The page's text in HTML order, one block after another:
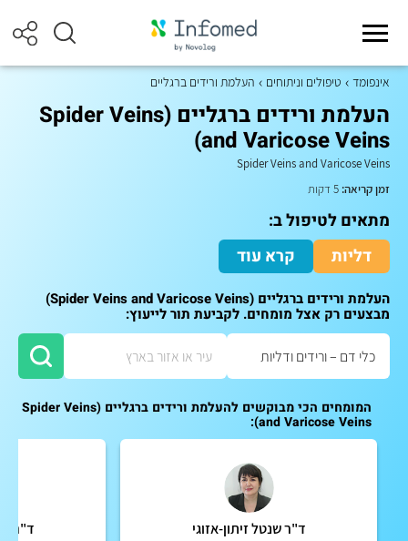
אינפומד טיפולים וניתוחים העלמת ורידים ברגליים
העלמת ורידים ברגליים (Spider Veins
and Varicose Veins)
Spider Veins and Varicose Veins
זמן קריאה:
מתאים לטיפול ב:
דליות
קרא עוד
העלמת ורידים ברגליים (Spider Veins and Varicose Veins)
מבצעים רק אצל מומחים. לקביעת תור לייעוץ:
המומחים הכי מבוקשים להעלמת ורידים ברגליים (Spider Veins
and Varicose Veins):
ד"ר שנטל זיתון-אזוגי ד"ר